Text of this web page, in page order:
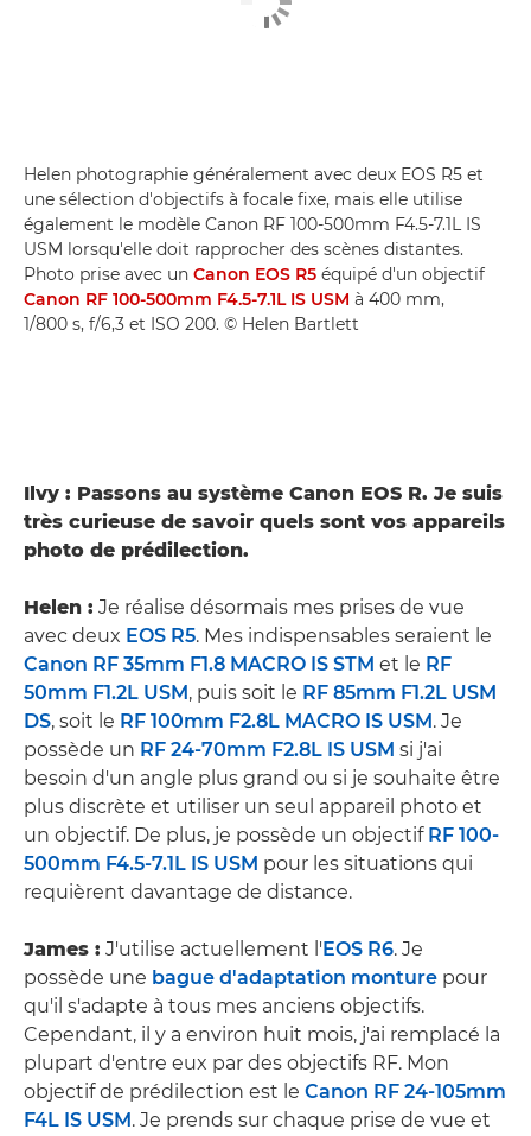
Helen photographie généralement avec deux EOS R5 et
une sélection d'objectifs à focale fixe, mais elle utilise
également le modèle Canon RF 100-500mm F4.5-7.1L IS
USM lorsqu'elle doit rapprocher des scènes distantes.
Photo prise avec un Canon EOS R5 équipé d'un objectif
Canon RF 100-500mm F4.5-7.1L IS USM à 400 mm,
1/800 s, f/6,3 et ISO 200. © Helen Bartlett
Ilvy : Passons au système Canon EOS R. Je suis
très curieuse de savoir quels sont vos appareils
photo de prédilection.
Helen : Je réalise désormais mes prises de vue
avec deux EOS R5. Mes indispensables seraient le
Canon RF 35mm F1.8 MACRO IS STM et le RF
50mm F1.2L USM , puis soit le RF 85mm F1.2L USM
DS, soit le RF 100mm F2.8L MACRO IS USM . Je
possède un RF 24-70mm F2.8L IS USM si j'ai
besoin d'un angle plus grand ou si je souhaite être
plus discrète et utiliser un seul appareil photo et
un objectif. De plus, je possède un objectif RF 100-
500mm F4.5-7.1L IS USM pour les situations qui
requièrent davantage de distance.
James : J'utilise actuellement l' EOS R6. Je
possède une bague d'adaptation monture pour
qu'il s'adapte à tous mes anciens objectifs.
Cependant, il y a environ huit mois, j'ai remplacé la
plupart d'entre eux par des objectifs RF. Mon
objectif de prédilection est le Canon RF 24-105mm
F4L IS USM . Je prends sur chaque prise de vue et